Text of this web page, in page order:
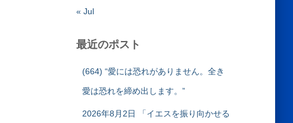
« Jul
最近のポスト
(664) “愛には恐れがありません。全き
愛は恐れを締め出します。”
2026年8月2日 「イエスを振り向かせる